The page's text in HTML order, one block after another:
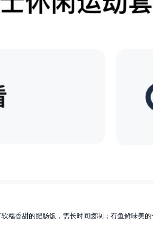
糯香甜的肥肠饭，需长时间卤制；有鱼鲜味美